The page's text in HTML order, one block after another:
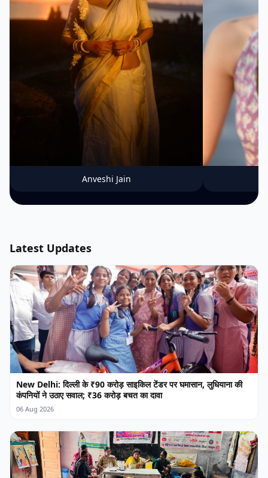
Anveshi Jain
Latest Updates
New Delhi: दिल्ली के ₹90 करोड़ साइकिल टेंडर पर घमासान, लुधियाना की
कंपनियों ने उठाए सवाल; ₹36 करोड़ बचत का दावा
06 Aug 2026